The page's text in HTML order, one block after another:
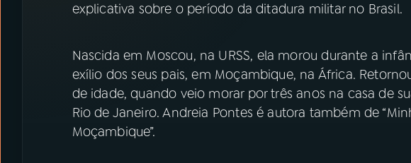
explicativa sobre o período da ditadura militar no Brasil.
Nascida em Moscou, na URSS, ela morou durante a
exílio dos seus pais, em Moçambique, na África.
de idade, quando veio morar por três anos na casa de
Rio de Janeiro. Andreia Pontes é autora também de
Moçambique”.